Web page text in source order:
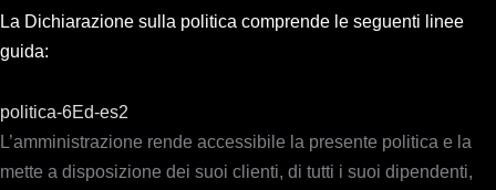
La Dichiarazione sulla politica comprende le seguenti linee
guida:
politica-6Ed-es2
L’amministrazione rende accessibile la presente politica e la
mette a disposizione dei suoi clienti, di tutti i suoi dipendenti,